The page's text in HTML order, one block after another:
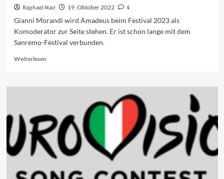
Raphael Mair 19. Oktober 2022
4
Gianni Morandi wird Amadeus beim Festival 2023 als
Komoderator zur Seite stehen. Er ist schon lange mit dem
Sanremo-Festival verbunden.
WeiterlesenRead
Gianni
das
Sanremo-
Festival